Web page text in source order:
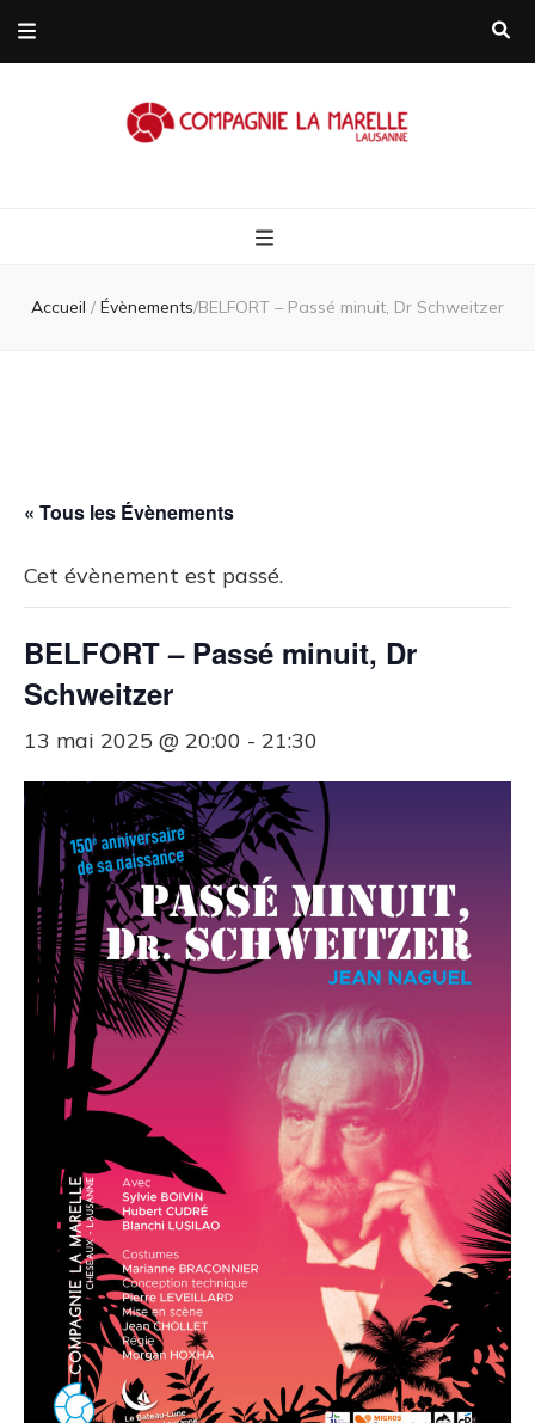
Marelle
Accueil / Évènements/BELFORT – Passé minuit, Dr Schweitzer
« Tous les Évènements
Cet évènement est passé.
BELFORT – Passé minuit, Dr
Schweitzer
13 mai 2025 @ 20:00 - 21:30